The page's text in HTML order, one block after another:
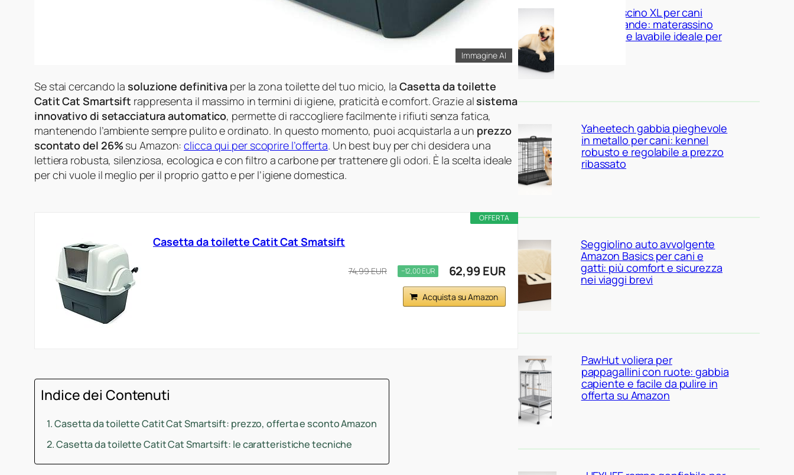
Immagine AI
Se stai cercando la soluzione definitiva per la zona toilette del tuo micio, la Casetta da toilette
Catit Cat Smartsift rappresenta il massimo in termini di igiene, praticità e comfort. Grazie alsistema
innovativo di setacciatura automatico, permette di raccogliere facilmente i rifiuti senza fatica,
mantenendo l’ambiente sempre pulito e ordinato. In questo momento, puoi acquistarla a un prezzo
scontato del 26% su Amazon:clicca qui per scoprire l’offerta. Un best buy per chi desidera una
lettiera robusta, silenziosa, ecologica e con filtro a carbone per trattenere gli odori. È la scelta ideale
per chi vuole il meglio per il proprio gatto e per l’igiene domestica.
OFFERTA
Casetta da toilette Catit Cat Smatsift
74,99 EUR −12,00 EUR 62,99 EUR
Acquista su Amazon
Indice dei Contenuti
Casetta da toilette Catit Cat Smartsift: prezzo, offerta e sconto Amazon
Casetta da toilette Catit Cat Smartsift: le caratteristiche tecniche
KSIIA cuscino XL per cani
taglia grande: materassino
morbido e lavabile ideale per
Yaheetech gabbia pieghevole
in metallo per cani: kennel
robusto e regolabile a prezzo
ribassato
Seggiolino auto avvolgente
Amazon Basics per cani e
gatti: più comfort e sicurezza
nei viaggi brevi
PawHut voliera per
pappagallini con ruote: gabbia
capiente e facile da pulire in
offerta su Amazon